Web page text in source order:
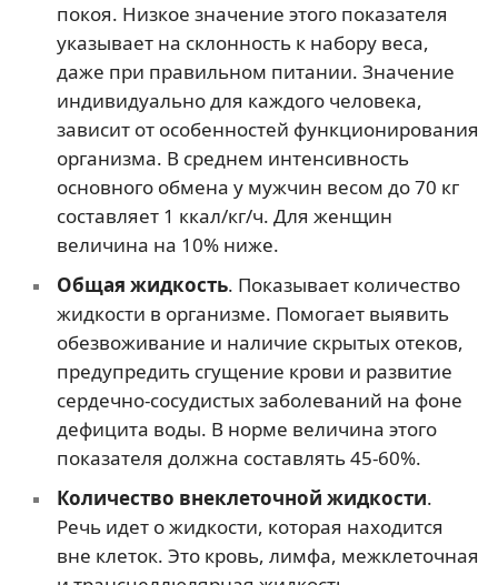
покоя. Низкое значение этого показателя
указывает на склонность к набору веса,
даже при правильном питании. Значение
индивидуально для каждого человека,
зависит от особенностей функционирования
организма. В среднем интенсивность
основного обмена у мужчин весом до 70 кг
составляет 1 ккал/кг/ч. Для женщин
величина на 10% ниже.
Общая жидкость. Показывает количество
жидкости в организме. Помогает выявить
обезвоживание и наличие скрытых отеков,
предупредить сгущение крови и развитие
сердечно-сосудистых заболеваний на фоне
дефицита воды. В норме величина этого
показателя должна составлять 45-60%.
Количество внеклеточной жидкости.
Речь идет о жидкости, которая находится
вне клеток. Это кровь, лимфа, межклеточная